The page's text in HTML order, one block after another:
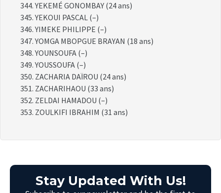
YEKEMÉ GONOMBAY (24 ans)
YEKOUI PASCAL (–)
YIMEKE PHILIPPE (–)
YOMGA MBOPGUE BRAYAN (18 ans)
YOUNSOUFA (–)
YOUSSOUFA (–)
ZACHARIA DAÏROU (24 ans)
ZACHARIHAOU (33 ans)
ZELDAI HAMADOU (–)
ZOULKIFI IBRAHIM (31 ans)
Stay Updated With Us!